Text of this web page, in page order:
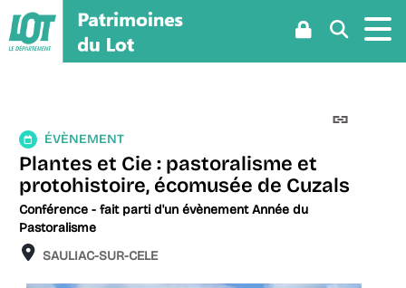
Aller
au
menu
Aller
au
contenu
Aller
la
Évènement
ÉVÈNEMENT
Plantes et Cie : pastoralisme et
protohistoire, écomusée de Cuzals
Conférence - fait parti d'un évènement Année du
Pastoralisme
Localisation
SAULIAC-SUR-CELE